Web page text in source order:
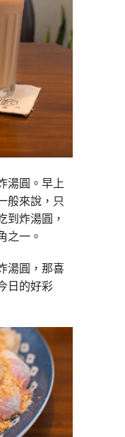
湯圓。早上
般來說，只
到炸湯圓，
之一。
湯圓，那喜
日的好彩